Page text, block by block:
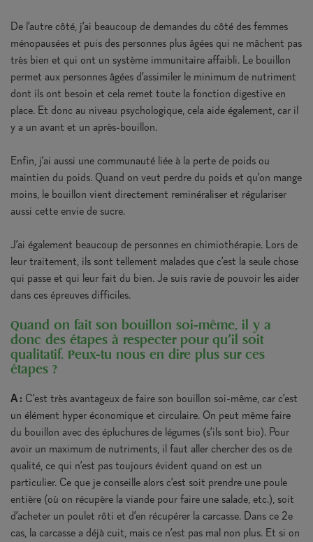
De l’autre côté, j’ai beaucoup de demandes du côté des femmes
ménopausées et puis des personnes plus âgées qui ne mâchent pas
très bien et qui ont un système immunitaire affaibli. Le bouillon
permet aux personnes âgées d’assimiler le minimum de nutriment
dont ils ont besoin et cela remet toute la fonction digestive en
place. Et donc au niveau psychologique, cela aide également, car il
y a un avant et un après-bouillon.
Enfin, j’ai aussi une communauté liée à la perte de poids ou
maintien du poids. Quand on veut perdre du poids et qu’on mange
moins, le bouillon vient directement reminéraliser et régulariser
aussi cette envie de sucre.
J’ai également beaucoup de personnes en chimiothérapie. Lors de
leur traitement, ils sont tellement malades que c’est la seule chose
qui passe et qui leur fait du bien. Je suis ravie de pouvoir les aider
dans ces épreuves difficiles.
Quand on fait son bouillon soi-même, il y a
donc des étapes à respecter pour qu’il soit
qualitatif. Peux-tu nous en dire plus sur ces
étapes ?
A : C’est très avantageux de faire son bouillon soi-même, car c’est
un élément hyper économique et circulaire. On peut même faire
du bouillon avec des épluchures de légumes (s’ils sont bio). Pour
avoir un maximum de nutriments, il faut aller chercher des os de
qualité, ce qui n’est pas toujours évident quand on est un
particulier. Ce que je conseille alors c’est soit prendre une poule
entière (où on récupère la viande pour faire une salade, etc.), soit
d’acheter un poulet rôti et d’en récupérer la carcasse. Dans ce 2e
cas, la carcasse a déjà cuit, mais ce n’est pas mal non plus. Et si on